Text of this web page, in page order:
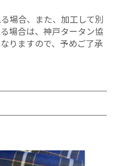
場合、また、加工して別
場合は、神戸タータン協
りますので、予めご了承